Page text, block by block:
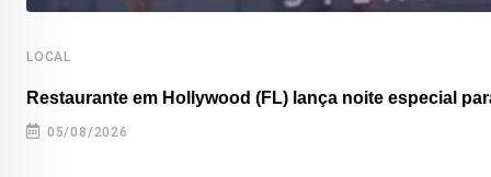
LOCAL
Restaurante em Hollywood (FL) lança noite especial
05/08/2026